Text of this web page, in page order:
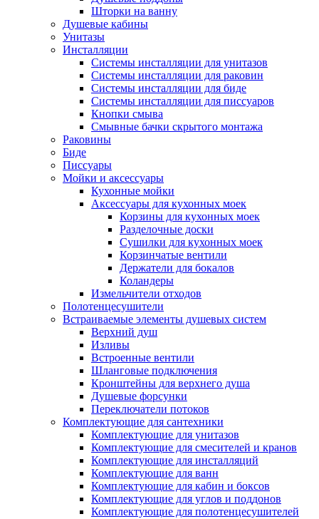
Шторки на ванну
Душевые кабины
Унитазы
Инсталляции
Системы инсталляции для унитазов
Системы инсталляции для раковин
Системы инсталляции для биде
Системы инсталляции для писсуаров
Кнопки смыва
Смывные бачки скрытого монтажа
Раковины
Биде
Писсуары
Мойки и аксессуары
Кухонные мойки
Аксессуары для кухонных моек
Корзины для кухонных моек
Разделочные доски
Сушилки для кухонных моек
Корзинчатые вентили
Держатели для бокалов
Коландеры
Измельчители отходов
Полотенцесушители
Встраиваемые элементы душевых систем
Верхний душ
Изливы
Встроенные вентили
Шланговые подключения
Кронштейны для верхнего душа
Душевые форсунки
Переключатели потоков
Комплектующие для сантехники
Комплектующие для унитазов
Комплектующие для смесителей и кранов
Комплектующие для инсталляций
Комплектующие для ванн
Комплектующие для кабин и боксов
Комплектующие для углов и поддонов
Комплектующие для полотенцесушителей